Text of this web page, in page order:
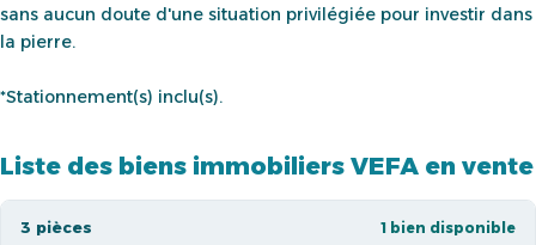
sans aucun doute d'une situation privilégiée pour investir dans
la pierre.
*Stationnement(s) inclu(s).
Liste des biens immobiliers VEFA en vente
3 pièces 1 bien disponible